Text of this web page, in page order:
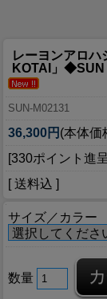
レーヨンアロ
KOTAI」◆SUN
SUN-M02131
36,300円 (本体価
[330ポイント進
[ 送料込 ]
サイズ／カラー
数量